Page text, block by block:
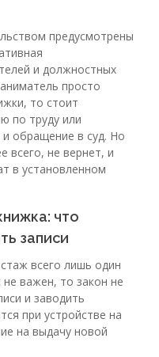
предусмотрены
и должностных
просто
то стоит
по труду или
обращение в суд. Но
всего, не вернет, и
в установленном
что
записи
всего лишь один
не важен, то закон не
и заводить
при устройстве на
на выдачу новой